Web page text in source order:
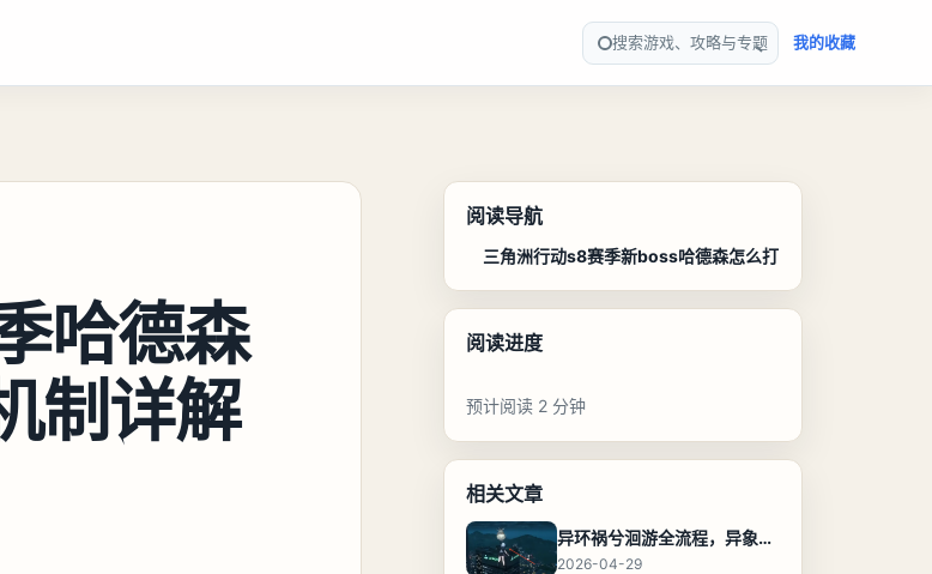
搜索游戏、攻略与专题 我的收藏
哈德森
制详解
阅读导航
三角洲行动s8赛季新boss哈德森怎么打
阅读进度
预计阅读 2 分钟
相关文章
异环祸兮洄游全流程，异象委托任务通关攻略
2026-04-29